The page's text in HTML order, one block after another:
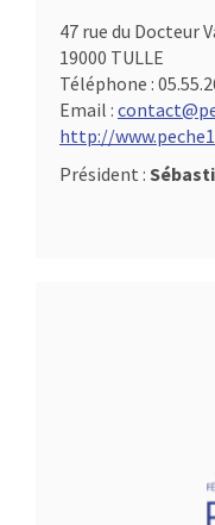
47 rue du Docteur
19000 TULLE
Téléphone :
Email :
http://
Président :